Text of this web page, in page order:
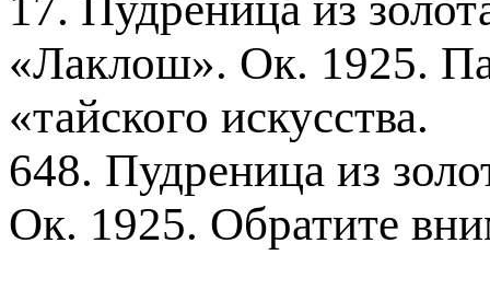
«Лаклош». Ок. 1925.
«тайского искусства.
648. Пудреница из
Ок. 1925. Обратите